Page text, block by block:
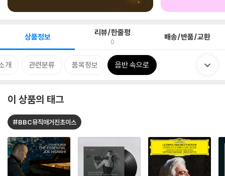
상품정보 리뷰/한줄평
0 배송/반품/교환
개 관련분류 품목정보 음반 속으로
이 상품의 태그
#BBC뮤직매거진초이스